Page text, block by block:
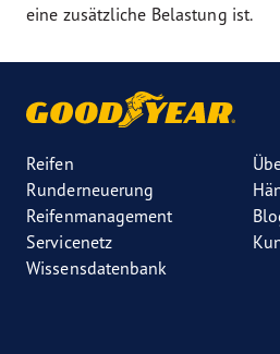
eine zusätzliche Belastung ist.
Reifen
Runderneuerung
Reifenmanagement
Servicenetz
Wissensdatenbank